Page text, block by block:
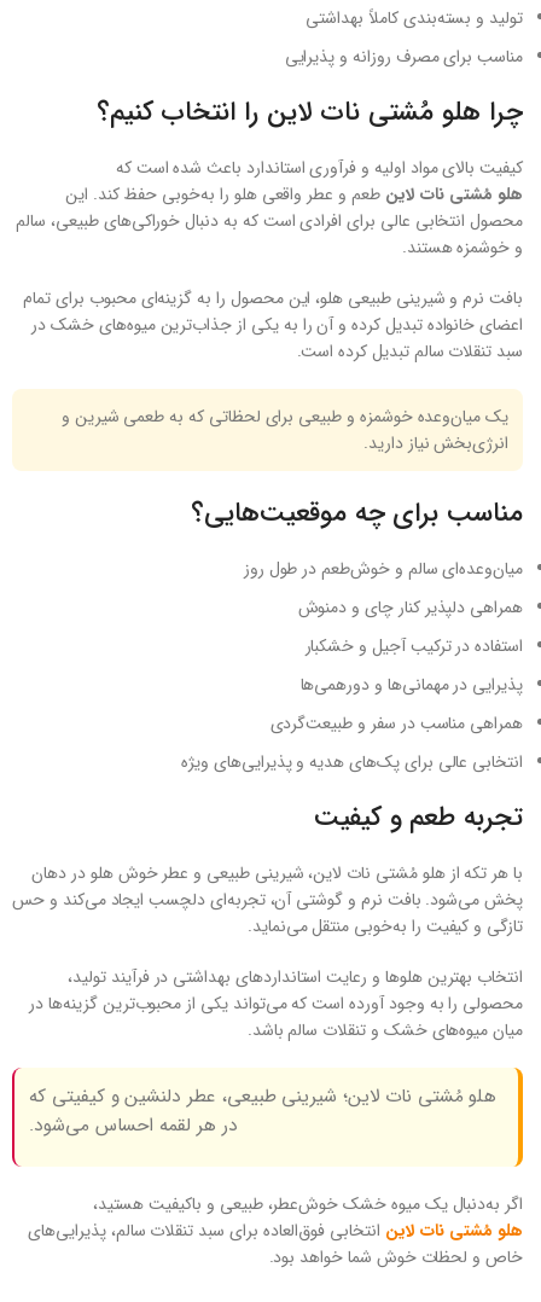
تولید و بسته‌بندی کاملاً بهداشتی
مناسب برای مصرف روزانه و پذیرایی
چرا هلو مُشتی نات لاین را انتخاب کنیم؟
کیفیت بالای مواد اولیه و فرآوری استاندارد باعث شده است که
هلو مُشتی نات لاین طعم و عطر واقعی هلو را به‌خوبی حفظ کند. این
محصول انتخابی عالی برای افرادی است که به دنبال خوراکی‌های طبیعی، سالم
و خوشمزه هستند.
بافت نرم و شیرینی طبیعی هلو، این محصول را به گزینه‌ای محبوب برای تمام
اعضای خانواده تبدیل کرده و آن را به یکی از جذاب‌ترین میوه‌های خشک در
سبد تنقلات سالم تبدیل کرده است.
یک میان‌وعده خوشمزه و طبیعی برای لحظاتی که به طعمی شیرین و
انرژی‌بخش نیاز دارید.
مناسب برای چه موقعیت‌هایی؟
میان‌وعده‌ای سالم و خوش‌طعم در طول روز
همراهی دلپذیر کنار چای و دمنوش
استفاده در ترکیب آجیل و خشکبار
پذیرایی در مهمانی‌ها و دورهمی‌ها
همراهی مناسب در سفر و طبیعت‌گردی
انتخابی عالی برای پک‌های هدیه و پذیرایی‌های ویژه
تجربه طعم و کیفیت
با هر تکه از هلو مُشتی نات لاین، شیرینی طبیعی و عطر خوش هلو در دهان
پخش می‌شود. بافت نرم و گوشتی آن، تجربه‌ای دلچسب ایجاد می‌کند و حس
تازگی و کیفیت را به‌خوبی منتقل می‌نماید.
انتخاب بهترین هلوها و رعایت استانداردهای بهداشتی در فرآیند تولید،
محصولی را به وجود آورده است که می‌تواند یکی از محبوب‌ترین گزینه‌ها در
میان میوه‌های خشک و تنقلات سالم باشد.
هلو مُشتی نات لاین؛ شیرینی طبیعی، عطر دلنشین و کیفیتی که
در هر لقمه احساس می‌شود.
اگر به‌دنبال یک میوه خشک خوش‌عطر، طبیعی و باکیفیت هستید،
هلو مُشتی نات لاین انتخابی فوق‌العاده برای سبد تنقلات سالم، پذیرایی‌های
خاص و لحظات خوش شما خواهد بود.